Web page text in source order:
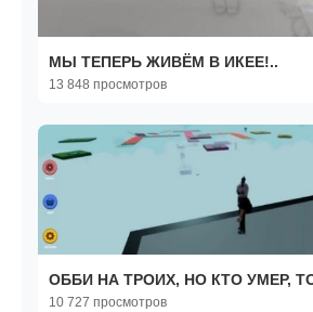
МЫ ТЕПЕРЬ ЖИВЁМ В ИКЕЕ!..
13 848 просмотров
ОББИ НА ТРОИХ, НО КТО УМЕР,
10 727 просмотров